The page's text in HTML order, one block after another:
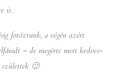
is.
fotóztunk, a végén azért
– de megérte mert kedves-
🙂